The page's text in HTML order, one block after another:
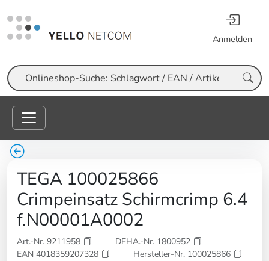
Anmelden
Suche
TEGA 100025866
Crimpeinsatz Schirmcrimp 6.4
f.N00001A0002
Art.-Nr. 9211958
DEHA.-Nr. 1800952
EAN 4018359207328
Hersteller-Nr. 100025866